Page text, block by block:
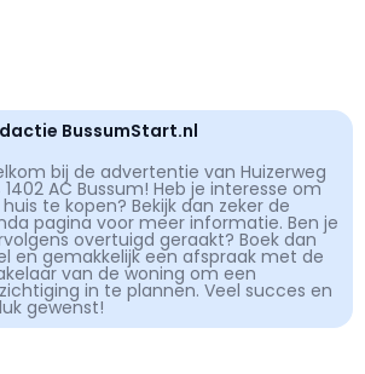
BussumStart.nl
bij de advertentie van Huizerweg
AC Bussum! Heb je interesse om
te kopen? Bekijk dan zeker de
pagina voor meer informatie. Ben je
overtuigd geraakt? Boek dan
en gemakkelijk een afspraak met de
van de woning om een
in te plannen. Veel succes en
gewenst!